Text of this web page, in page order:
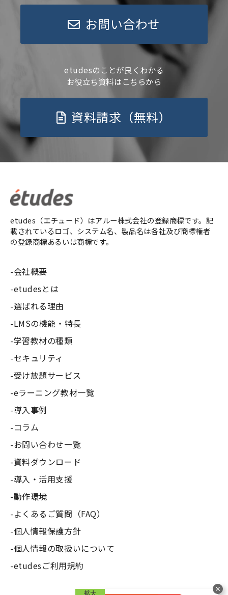
お問い合わせ
etudesのことが良くわかる
お役立ち資料はこちらから
資料請求（無料）
etudes（エチュード）はアルー株式会社の登録商標です。記
載されているロゴ、システム名、製品名は各社及び商標権者
の登録商標あるいは商標です。
会社概要
etudesとは
選ばれる理由
LMSの機能・特長
学習教材の種類
セキュリティ
受け放題サービス
eラーニング教材一覧
導入事例
コラム
お問い合わせ一覧
資料ダウンロード
導入・活用支援
動作環境
よくあるご質問（FAQ）
個人情報保護方針
個人情報の取扱いについて
etudesご利用規約
拡大